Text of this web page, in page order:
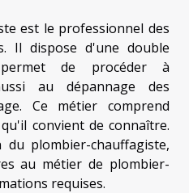
est le professionnel des
Il dispose d'une double
de procéder à
au dépannage des
Ce métier comprend
convient de connaître.
plombier-chauffagiste,
au métier de plombier-
requises.